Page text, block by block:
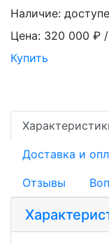
Наличие:
Цена: 320 000 ₽
Купить
Доставка и
Отзывы